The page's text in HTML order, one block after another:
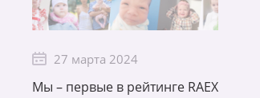
27 марта 2024
Мы – первые в рейтинге RAEX